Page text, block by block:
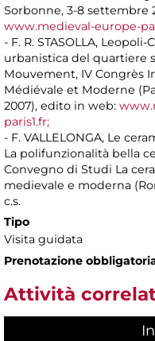
Sorbonne, 3-8 settembre
www.medieval-europe-
- F. R. STASOLLA,
urbanistica del quartiere
Mouvement, IV Congrès
Médiévale et Moderne
2007), edito in web:
paris1.fr;
- F. VALLELONGA, Le
La polifunzionalità bella
Convegno di Studi La
medievale e moderna
c.s.
Tipo
Visita guidata
Prenotazione
Attività